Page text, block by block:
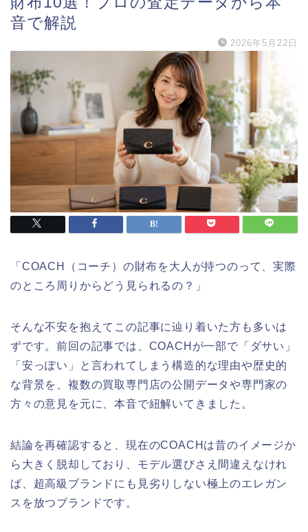
音で解説
2026年5月22日
「COACH（コーチ）の財布を大人が持つのって、実際
のところ周りからどう見られるの？」
そんな不安を抱えてこの記事に辿り着いた方も多いは
ずです。前回の記事では、COACHが一部で「ダサい」
「安っぽい」と言われてしまう構造的な理由や歴史的
な背景を、複数の買取専門店の公開データや専門家の
方々の意見を元に、本音で紐解いてきました。
結論を再確認すると、現在のCOACHは昔のイメージか
ら大きく脱却しており、モデル選びさえ間違えなけれ
ば、超高級ブランドにも見劣りしない極上のエレガン
スを放つブランドです。